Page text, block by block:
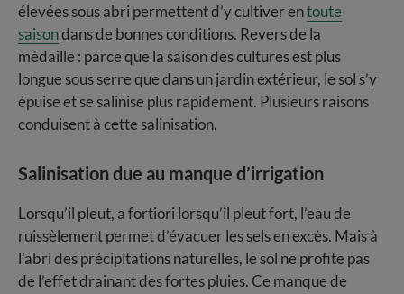
élevées sous abri permettent d’y cultiver entoute
saisondans de bonnes conditions. Revers de la
médaille : parce que la saison des cultures est plus
longue sous serre que dans un jardin extérieur, le sol s’y
épuise et se salinise plus rapidement. Plusieurs raisons
conduisent à cette salinisation.
Salinisation due au manque d’irrigation
Lorsqu’il pleut, a fortiori lorsqu’il pleut fort, l’eau de
ruissèlement permet d’évacuer les sels en excès. Mais à
l’abri des précipitations naturelles, le sol ne profite pas
de l’effet drainant des fortes pluies. Ce manque de